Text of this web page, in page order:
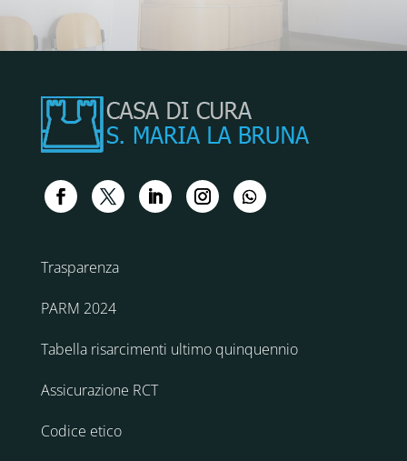
Trasparenza
PARM 2024
Tabella risarcimenti ultimo quinquennio
Assicurazione RCT
Codice etico